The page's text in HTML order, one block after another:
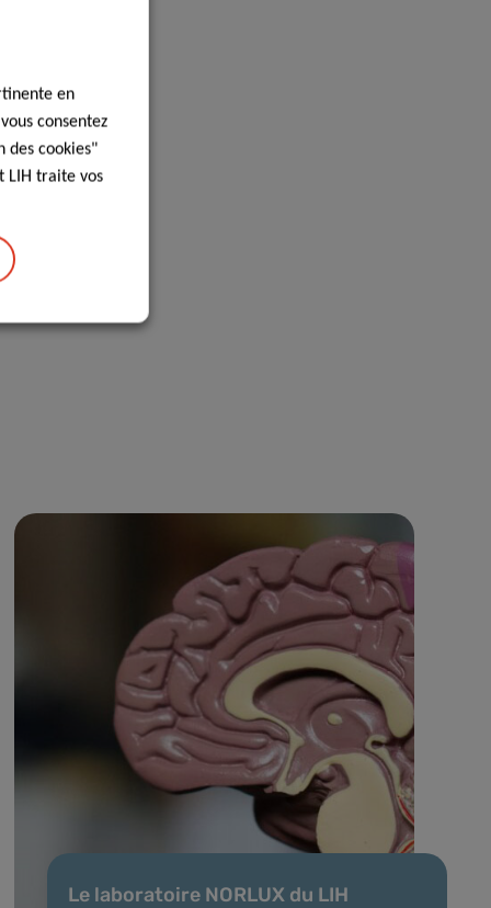
Le laboratoire NORLUX du LIH
en
consentez
des cookies"
LIH traite vos